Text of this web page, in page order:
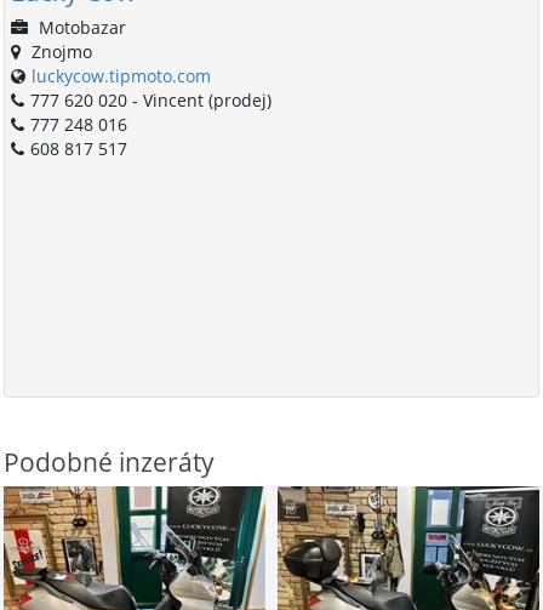
Motobazar
Znojmo
luckycow.tipmoto.com
777 620 020 - Vincent (prodej)
777 248 016
608 817 517
Podobné inzeráty